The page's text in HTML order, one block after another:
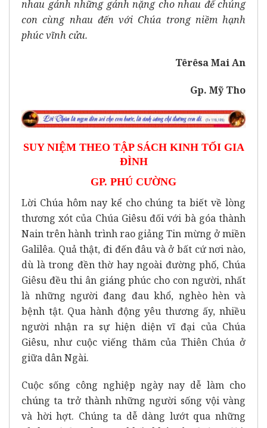
nhau gánh những gánh nặng cho nhau để chúng
con cùng nhau đến với Chúa trong niềm hạnh
phúc vĩnh cửu.
Têrêsa Mai An
Gp. Mỹ Tho
SUY NIỆM THEO TẬP SÁCH KINH TỐI GIA
ĐÌNH
GP. PHÚ CƯỜNG
Lời Chúa hôm nay kể cho chúng ta biết về lòng
thương xót của Chúa Giêsu đối với bà góa thành
Nain trên hành trình rao giảng Tin mừng ở miền
Galilêa. Quả thật, đi đến đâu và ở bất cứ nơi nào,
dù là trong đền thờ hay ngoài đường phố, Chúa
Giêsu đều thi ân giáng phúc cho con người, nhất
là những người đang đau khổ, nghèo hèn và
bệnh tật. Qua hành động yêu thương ấy, nhiều
người nhận ra sự hiện diện vĩ đại của Chúa
Giêsu, như cuộc viếng thăm của Thiên Chúa ở
giữa dân Ngài.
Cuộc sống công nghiệp ngày nay dễ làm cho
chúng ta trở thành những người sống vội vàng
và hời hợt. Chúng ta dễ dàng lướt qua những